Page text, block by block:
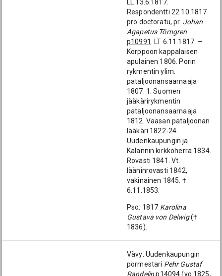
LL 13.6.1817.
Respondentti 22.10.1817
pro doctoratu, pr. Johan
Agapetus Törngren
p10991
. LT 6.11.1817. —
Korppoon kappalaisen
apulainen 1806. Porin
rykmentin ylim.
pataljoonansaarnaaja
1807. 1. Suomen
jääkärirykmentin
pataljoonansaarnaaja
1812. Vaasan pataljoonan
lääkäri 1822-24.
Uudenkaupungin ja
Kalannin kirkkoherra 1834.
Rovasti 1841. Vt.
lääninrovasti 1842,
vakinainen 1845. †
6.11.1853.
Pso: 1817 Karolina
Gustava von Delwig(†
1836).
Vävy: Uudenkaupungin
pormestari Pehr Gustaf
Randelin p14094(yo 1825,